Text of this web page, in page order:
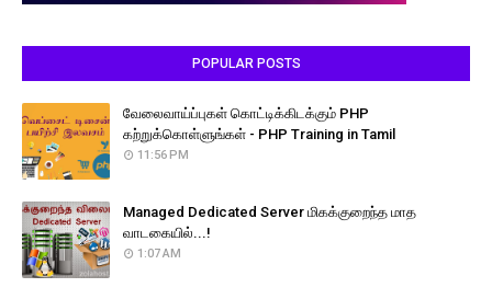
POPULAR POSTS
வேலைவாய்ப்புகள் கொட்டிக்கிடக்கும் PHP
கற்றுக்கொள்ளுங்கள் - PHP Training in Tamil
11:56 PM
Managed Dedicated Server மிகக்குறைந்த மாத
வாடகையில்...!
1:07 AM